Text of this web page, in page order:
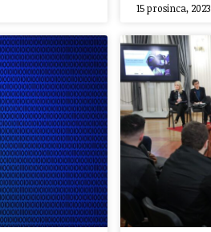
15 prosinca, 2023